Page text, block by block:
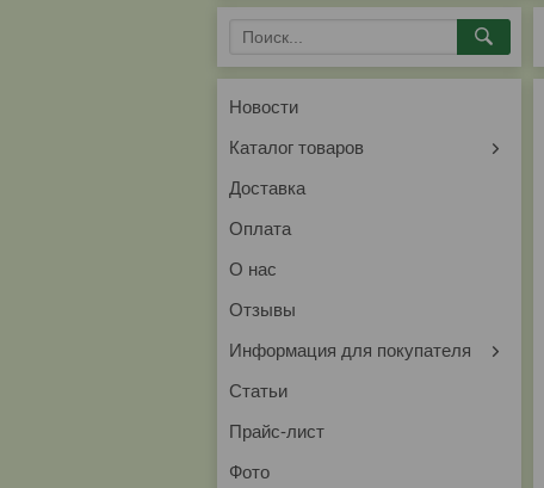
Новости
Каталог товаров
Доставка
Оплата
О нас
Отзывы
Информация для покупателя
Статьи
Прайс-лист
Фото